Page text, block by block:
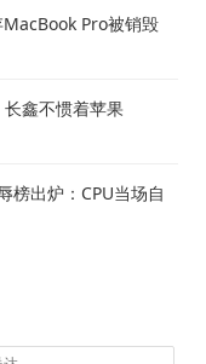
Pro被销毁
鑫不惯着苹果
榜出炉：CPU当场自